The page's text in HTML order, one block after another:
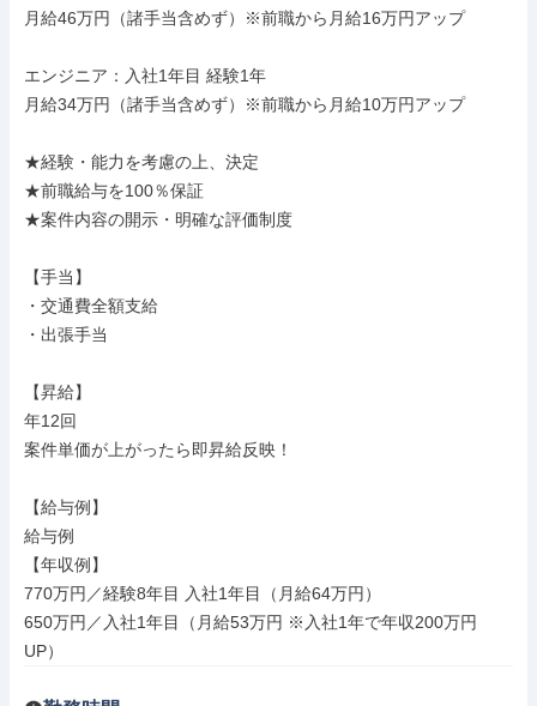
月給46万円（諸手当含めず）※前職から月給16万円アップ
エンジニア：入社1年目 経験1年
月給34万円（諸手当含めず）※前職から月給10万円アップ
★経験・能力を考慮の上、決定
★前職給与を100％保証
★案件内容の開示・明確な評価制度
【手当】
・交通費全額支給
・出張手当
【昇給】
年12回
案件単価が上がったら即昇給反映！
【給与例】
給与例
【年収例】
770万円／経験8年目 入社1年目（月給64万円）
650万円／入社1年目（月給53万円 ※入社1年で年収200万円
UP）